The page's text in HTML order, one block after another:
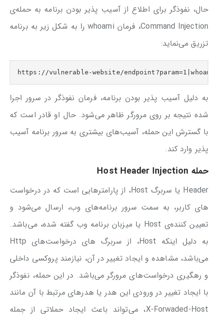
حال، نفوذگر برای اطلاع از آسیب پذیر بودن برنامه به حمله‌ی
Command Injection، فرمان whoami را به شکل زیر به برنامه
تزریق می‌نماید:
https://vulnerable-website/endpoint?param=1|whoami
به دلیل آسیب پذیر بودن برنامه، فرمان نفوذگر در سرور اجرا
شده نتیجه بر روی مرورگر ظاهر می‌شود. حال او قادر است که
با گسترش این حمله، آسیب‌های بیشتری به سرور برنامه آسیب
پذیر وارد کند.
حمله Host Header Injection
Header یا سربرگ Host، از پارامتر‌هایی است که در درخواست
های کاربر، به سمت سرور برنامه‌های وب، ارسال می‌شود و
تعیین کننده‌ی Host یا میزبان برنامه وب گفته شده، می‌باشد.
به دلیل اینکه Host، از سربرگ های درخواست‌های Http
می‌باشد، مشاهده و ایجاد تغییر در آن، نیازمند پروکسی داخلی
و رهگیری درخواست‌های مرورگر می‌باشد. در این حمله، نفوذگر
با ایجاد تغییر در ورودی این هدر یا هدرهای مرتبط با آن مانند
X-Forwaded-Host، می‌تواند باعث ایجاد حملاتی از جمله